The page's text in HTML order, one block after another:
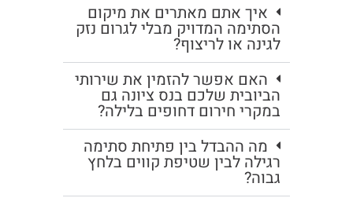
איך אתם מאתרים את מיקום
הסתימה המדויק מבלי לגרום נזק
לגינה או לריצוף?
האם אפשר להזמין את שירותי
הביובית שלכם בנס ציונה גם
במקרי חירום דחופים בלילה?
מה ההבדל בין פתיחת סתימה
רגילה לבין שטיפת קווים בלחץ
גבוה?